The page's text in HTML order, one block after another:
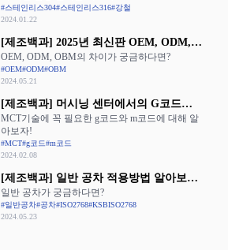
#스테인리스304#스테인리스316#강철
2024.01.22
[제조백과] 2025년 최신판 OEM, ODM,
OBM의 장단점 완벽 정리
OEM, ODM, OBM의 차이가 궁금하다면?
#OEM#ODM#OBM
2024.05.21
[제조백과] 머시닝 센터에서의 G코드와
M코드 활용
MCT기술에 꼭 필요한 g코드와 m코드에 대해 알
아보자!
#MCT#g코드#m코드
2024.02.08
[제조백과] 일반 공차 적용방법 알아보기:
ISO 2768과 KS B ISO 2768
일반 공차가 궁금하다면?
#일반공차#공차#ISO2768#KSBISO2768
2024.05.23